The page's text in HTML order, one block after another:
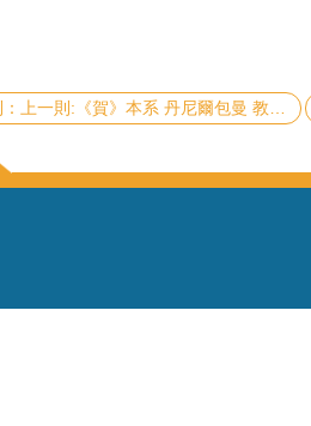
上一則:《賀》本系 丹尼爾包曼 教授 Prof. Daniel Baumann 《宇宙學 Cosmology》榮獲 美國天文學會 查姆布利斯獎 (Chambliss Astronomical Writing Award is awarded by the American Astronomical Society)